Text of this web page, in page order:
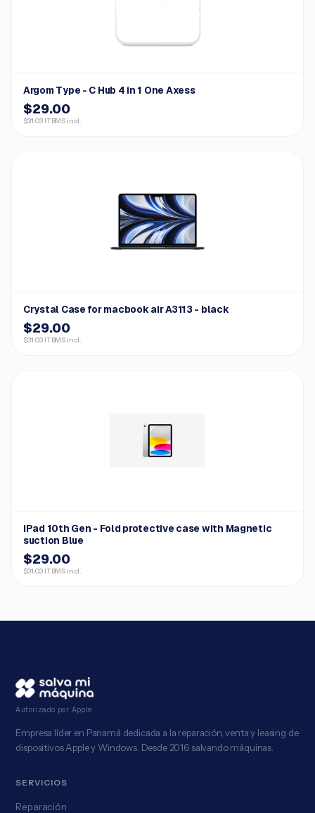
Argom Type - C Hub 4 in 1 One Axess
$29.00
$31.03 ITBMS incl.
Crystal Case for macbook air A3113 - black
$29.00
$31.03 ITBMS incl.
iPad 10th Gen - Fold protective case with Magnetic
suction Blue
$29.00
$31.03 ITBMS incl.
Autorizado por Apple
Empresa líder en Panamá dedicada a la reparación, venta y leasing de
dispositivos Apple y Windows. Desde 2016 salvando máquinas.
SERVICIOS
Reparación